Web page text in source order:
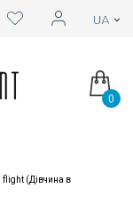
0
flight (Дівчина в